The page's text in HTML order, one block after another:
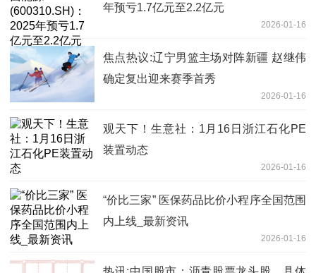
年预亏1.7亿元至2.2亿元
2026-01-16
焦点热议:辽宁男篮主场对阵新疆 赵继伟
确定复出迎来赛季首秀
2026-01-16
观天下！生意社：1月16日浙江石化PE
装置动态
2026-01-16
“价比三家” 医保药品比价小程序全国范围
内上线_最新资讯
2026-01-16